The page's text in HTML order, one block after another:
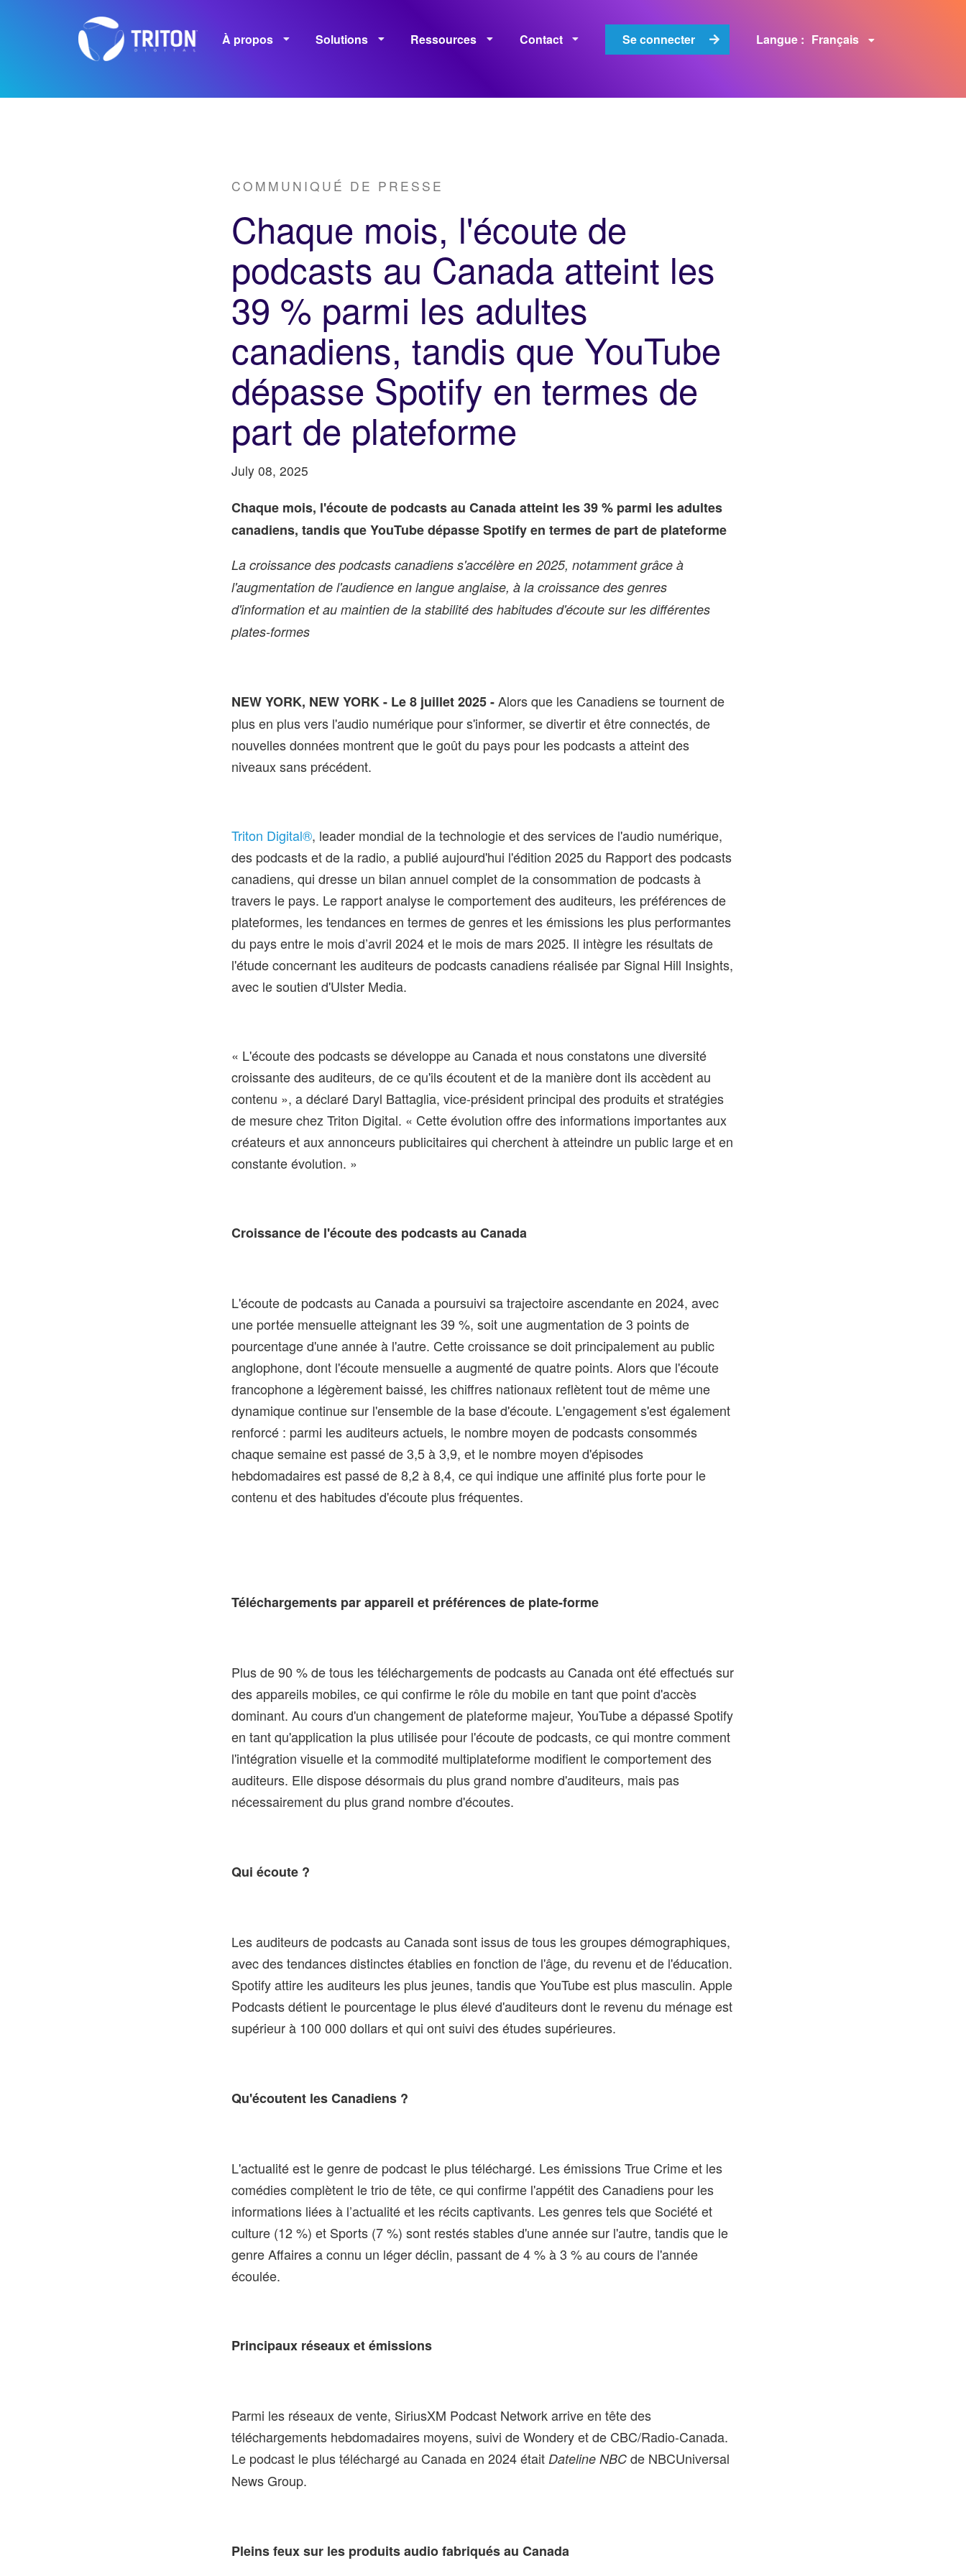
À propos Solutions Ressources Contact Se connecter Langue : Français
COMMUNIQUÉ DE PRESSE
Chaque mois, l'écoute de
podcasts au Canada atteint les
39 % parmi les adultes
canadiens, tandis que YouTube
dépasse Spotify en termes de
part de plateforme
July 08, 2025
Chaque mois, l'écoute de podcasts au Canada atteint les 39 % parmi les adultes
canadiens, tandis que YouTube dépasse Spotify en termes de part de plateforme
La croissance des podcasts canadiens s'accélère en 2025, notamment grâce à
l'augmentation de l'audience en langue anglaise, à la croissance des genres
d'information et au maintien de la stabilité des habitudes d'écoute sur les différentes
plates-formes
NEW YORK, NEW YORK - Le 8 juillet 2025 -Alors que les Canadiens se tournent de
plus en plus vers l'audio numérique pour s'informer, se divertir et être connectés, de
nouvelles données montrent que le goût du pays pour les podcasts a atteint des
niveaux sans précédent.
Triton Digital®, leader mondial de la technologie et des services de l'audio numérique,
des podcasts et de la radio, a publié aujourd'hui l'édition 2025 du Rapport des podcasts
canadiens, qui dresse un bilan annuel complet de la consommation de podcasts à
travers le pays. Le rapport analyse le comportement des auditeurs, les préférences de
plateformes, les tendances en termes de genres et les émissions les plus performantes
du pays entre le mois d’avril 2024 et le mois de mars 2025. Il intègre les résultats de
l'étude concernant les auditeurs de podcasts canadiens réalisée par Signal Hill Insights,
avec le soutien d'Ulster Media.
« L'écoute des podcasts se développe au Canada et nous constatons une diversité
croissante des auditeurs, de ce qu'ils écoutent et de la manière dont ils accèdent au
contenu », a déclaré Daryl Battaglia, vice-président principal des produits et stratégies
de mesure chez Triton Digital. « Cette évolution offre des informations importantes aux
créateurs et aux annonceurs publicitaires qui cherchent à atteindre un public large et en
constante évolution. »
Croissance de l'écoute des podcasts au Canada
L'écoute de podcasts au Canada a poursuivi sa trajectoire ascendante en 2024, avec
une portée mensuelle atteignant les 39 %, soit une augmentation de 3 points de
pourcentage d'une année à l'autre. Cette croissance se doit principalement au public
anglophone, dont l'écoute mensuelle a augmenté de quatre points. Alors que l'écoute
francophone a légèrement baissé, les chiffres nationaux reflètent tout de même une
dynamique continue sur l'ensemble de la base d'écoute. L'engagement s'est également
renforcé : parmi les auditeurs actuels, le nombre moyen de podcasts consommés
chaque semaine est passé de 3,5 à 3,9, et le nombre moyen d'épisodes
hebdomadaires est passé de 8,2 à 8,4, ce qui indique une affinité plus forte pour le
contenu et des habitudes d'écoute plus fréquentes.
Téléchargements par appareil et préférences de plate-forme
Plus de 90 % de tous les téléchargements de podcasts au Canada ont été effectués sur
des appareils mobiles, ce qui confirme le rôle du mobile en tant que point d'accès
dominant. Au cours d'un changement de plateforme majeur, YouTube a dépassé Spotify
en tant qu'application la plus utilisée pour l'écoute de podcasts, ce qui montre comment
l'intégration visuelle et la commodité multiplateforme modifient le comportement des
auditeurs. Elle dispose désormais du plus grand nombre d'auditeurs, mais pas
nécessairement du plus grand nombre d'écoutes.
Qui écoute ?
Les auditeurs de podcasts au Canada sont issus de tous les groupes démographiques,
avec des tendances distinctes établies en fonction de l'âge, du revenu et de l'éducation.
Spotify attire les auditeurs les plus jeunes, tandis que YouTube est plus masculin. Apple
Podcasts détient le pourcentage le plus élevé d'auditeurs dont le revenu du ménage est
supérieur à 100 000 dollars et qui ont suivi des études supérieures.
Qu'écoutent les Canadiens ?
L'actualité est le genre de podcast le plus téléchargé. Les émissions True Crime et les
comédies complètent le trio de tête, ce qui confirme l'appétit des Canadiens pour les
informations liées à l’actualité et les récits captivants. Les genres tels que Société et
culture (12 %) et Sports (7 %) sont restés stables d'une année sur l'autre, tandis que le
genre Affaires a connu un léger déclin, passant de 4 % à 3 % au cours de l'année
écoulée.
Principaux réseaux et émissions
Parmi les réseaux de vente, SiriusXM Podcast Network arrive en tête des
téléchargements hebdomadaires moyens, suivi de Wondery et de CBC/Radio-Canada.
Le podcast le plus téléchargé au Canada en 2024 était Dateline NBC de NBCUniversal
News Group.
Pleins feux sur les produits audio fabriqués au Canada